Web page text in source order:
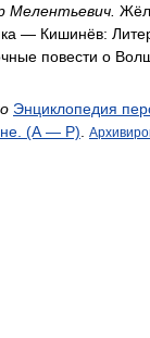
Мелентьевич.
— Кишинёв:
повести о
Энциклопедия
(А — Р)